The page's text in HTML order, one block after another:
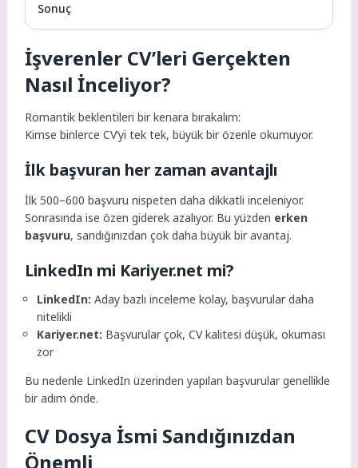
Sonuç
İşverenler CV’leri Gerçekten
Nasıl İnceliyor?
Romantik beklentileri bir kenara bırakalım:
Kimse binlerce CV’yi tek tek, büyük bir özenle okumuyor.
İlk başvuran her zaman avantajlı
İlk 500–600 başvuru nispeten daha dikkatli inceleniyor.
Sonrasında ise özen giderek azalıyor. Bu yüzden erken
başvuru, sandığınızdan çok daha büyük bir avantaj.
LinkedIn mi Kariyer.net mi?
LinkedIn: Aday bazlı inceleme kolay, başvurular daha
nitelikli
Kariyer.net: Başvurular çok, CV kalitesi düşük, okuması
zor
Bu nedenle LinkedIn üzerinden yapılan başvurular genellikle
bir adım önde.
CV Dosya İsmi Sandığınızdan
Önemli